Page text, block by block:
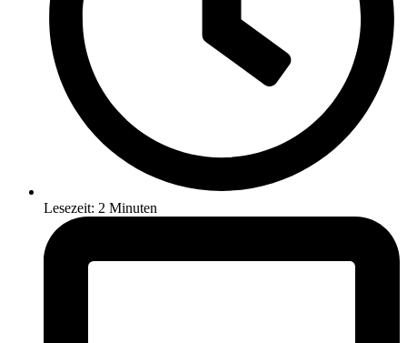
Lesezeit: 2 Minuten